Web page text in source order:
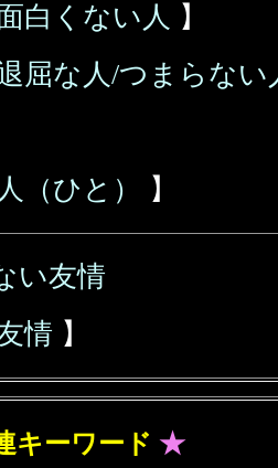
白くない人 】
屈な人/つまらない
人（ひと） 】
い友情
情 】
キーワード ★